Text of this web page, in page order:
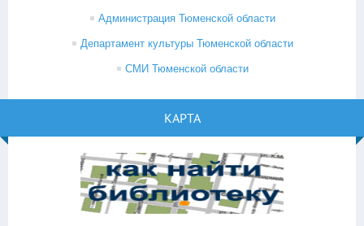
Администрация Тюменской области
Департамент культуры Тюменской области
СМИ Тюменской области
КАРТА